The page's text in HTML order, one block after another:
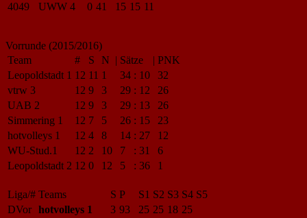
4049
UWW 4 0 41 15 15 11
Vorrunde (2015/2016)
Team
# S N | Sätze | PNK
Leopoldstadt 1 12 11 1 34 : 10
32
vtrw 3
12 9 3 29 : 12
26
UAB 2
12 9 3 29 : 13
26
Simmering 1
12 7 5 26 : 15
23
hotvolleys 1
12 4 8 14 : 27
12
WU-Stud.1
12 2 10 7 : 31
6
Leopoldstadt 2 12 0 12 5 : 36 1
Liga/# Teams S P S1 S2 S3 S4 S5
DVor hotvolleys 1 3 93 25 25 18 25